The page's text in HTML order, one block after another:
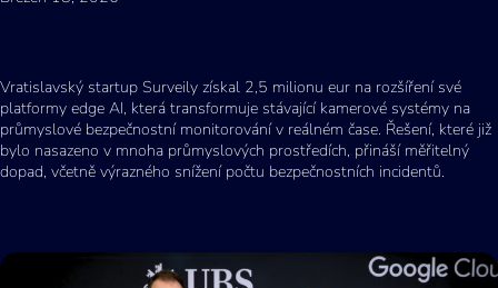
Vratislavský startup Surveily získal 2,5 milionu eur na rozšíření své
platformy edge AI, která transformuje stávající kamerové systémy na
průmyslové bezpečnostní monitorování v reálném čase. Řešení, které již
bylo nasazeno v mnoha průmyslových prostředích, přináší měřitelný
dopad, včetně výrazného snížení počtu bezpečnostních incidentů.